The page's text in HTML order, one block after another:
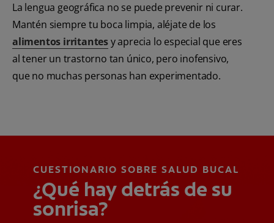
La lengua geográfica no se puede prevenir ni curar.
Mantén siempre tu boca limpia, aléjate de los
alimentos irritantesy aprecia lo especial que eres
al tener un trastorno tan único, pero inofensivo,
que no muchas personas han experimentado.
CUESTIONARIO SOBRE SALUD BUCAL
¿Qué hay detrás de su
sonrisa?